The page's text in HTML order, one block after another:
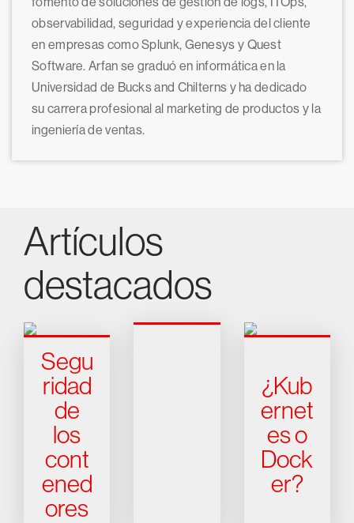
observabilidad, seguridad y experiencia del cliente
en empresas como Splunk, Genesys y Quest
Software. Arfan se graduó en informática en la
Universidad de Bucks and Chilterns y ha dedicado
su carrera profesional al marketing de productos y la
ingeniería de ventas.
Artículos
destacados
Segu
ridad
de
los
cont
ened
ores
¿Kub
ernet
es o
Dock
er?